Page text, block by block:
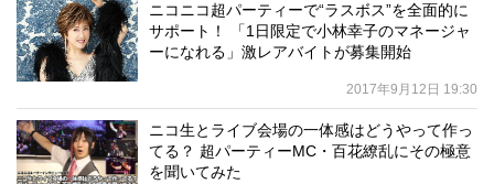
ニコニコ超パーティーで“ラスボス”を全面的に
サポート！ 「1日限定で小林幸子のマネージャ
ーになれる」激レアバイトが募集開始
2017年9月12日 19:30
ニコ生とライブ会場の一体感はどうやって作っ
てる？ 超パーティーMC・百花繚乱にその極意
を聞いてみた